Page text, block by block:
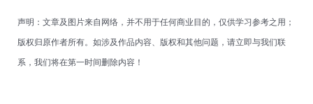
声明：文章及图片来自网络，并不用于任何商业目的，仅供学习参考之用；
版权归原作者所有。如涉及作品内容、版权和其他问题，请立即与我们联
系，我们将在第一时间删除内容！